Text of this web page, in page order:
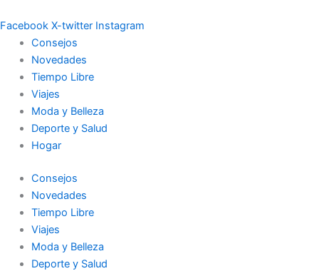
al
contenido
Facebook X-twitter Instagram
Consejos
Novedades
Tiempo Libre
Viajes
Moda y Belleza
Deporte y Salud
Hogar
Consejos
Novedades
Tiempo Libre
Viajes
Moda y Belleza
Deporte y Salud